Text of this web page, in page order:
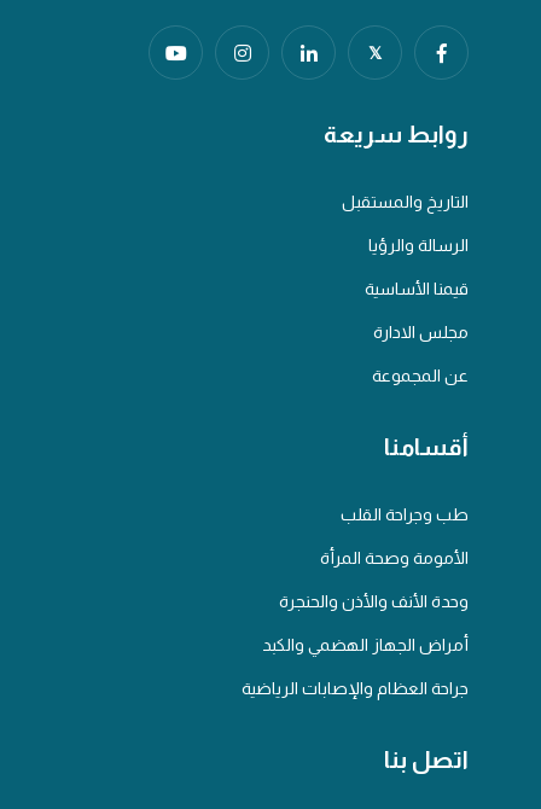
𝕏
روابط سريعة
التاريخ والمستقبل
الرسالة والرؤيا
قيمنا الأساسية
مجلس الادارة
عن المجموعة
أقسامنا
طب وجراحة القلب
الأمومة وصحة المرأة
وحدة الأنف والأذن والحنجرة
أمراض الجهاز الهضمي والكبد
جراحة العظام والإصابات الرياضية
اتصل بنا